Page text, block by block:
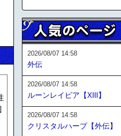
2026/08/07 14:58
外伝
2026/08/07 14:58
ルーンレイピア【XIII】
2026/08/07 14:58
クリスタルハープ【外伝】